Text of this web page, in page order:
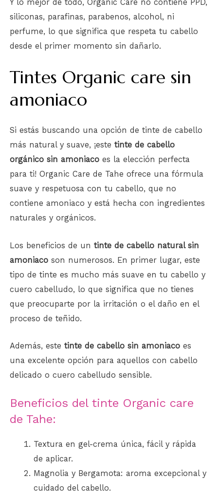
Y lo mejor de todo, Organic Care no contiene PPD,
siliconas, parafinas, parabenos, alcohol, ni
perfume, lo que significa que respeta tu cabello
desde el primer momento sin dañarlo.
Tintes Organic care sin
amoniaco
Si estás buscando una opción de tinte de cabello
más natural y suave, ¡este tinte de cabello
orgánico sin amoniaco es la elección perfecta
para ti! Organic Care de Tahe ofrece una fórmula
suave y respetuosa con tu cabello, que no
contiene amoniaco y está hecha con ingredientes
naturales y orgánicos.
Los beneficios de un tinte de cabello natural sin
amoniaco son numerosos. En primer lugar, este
tipo de tinte es mucho más suave en tu cabello y
cuero cabelludo, lo que significa que no tienes
que preocuparte por la irritación o el daño en el
proceso de teñido.
Además, este tinte de cabello sin amoniaco es
una excelente opción para aquellos con cabello
delicado o cuero cabelludo sensible.
Beneficios del tinte Organic care
de Tahe:
Textura en gel-crema única, fácil y rápida
de aplicar.
Magnolia y Bergamota: aroma excepcional y
cuidado del cabello.